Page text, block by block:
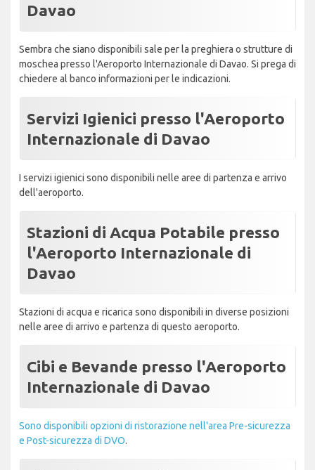
Davao
Sembra che siano disponibili sale per la preghiera o strutture di
moschea presso l'Aeroporto Internazionale di Davao. Si prega di
chiedere al banco informazioni per le indicazioni.
Servizi Igienici presso l'Aeroporto
Internazionale di Davao
I servizi igienici sono disponibili nelle aree di partenza e arrivo
dell'aeroporto.
Stazioni di Acqua Potabile presso
l'Aeroporto Internazionale di
Davao
Stazioni di acqua e ricarica sono disponibili in diverse posizioni
nelle aree di arrivo e partenza di questo aeroporto.
Cibi e Bevande presso l'Aeroporto
Internazionale di Davao
Sono disponibili opzioni di ristorazione nell'area Pre-sicurezza
e Post-sicurezza di DVO.